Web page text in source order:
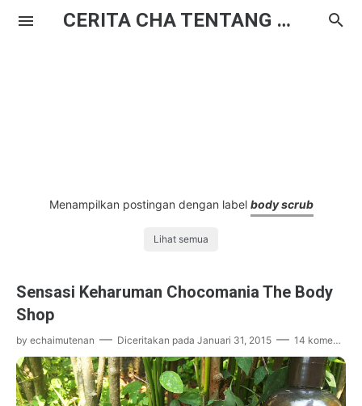
CERITA CHA TENTANG HAL BIASA
Menampilkan postingan dengan label body scrub
Lihat semua
Sensasi Keharuman Chocomania The Body
Shop
by echaimutenan Diceritakan pada Januari 31, 2015 14 komentar